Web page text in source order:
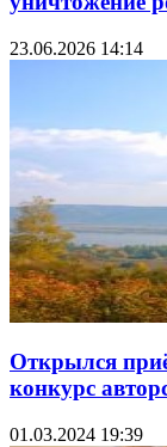
23.06.2026 14:14
Открылся
конкурс
01.03.2024 19:39